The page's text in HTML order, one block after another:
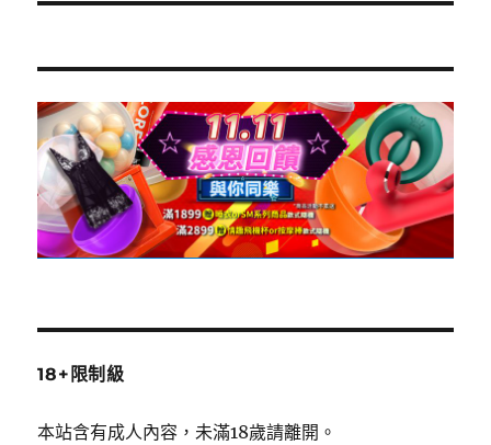
篇
章:
18+限制級
本站含有成人內容，未滿18歲請離開。